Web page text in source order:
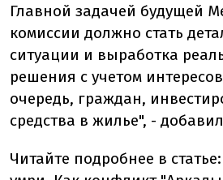
Главной задачей будущей
комиссии должно стать
ситуации и выработка
решения с учетом
очередь, граждан,
средства в жилье", -
Читайте подробнее в статье: